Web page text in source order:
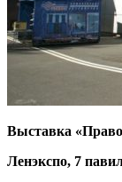
Выставка
Ленэкспо, 7